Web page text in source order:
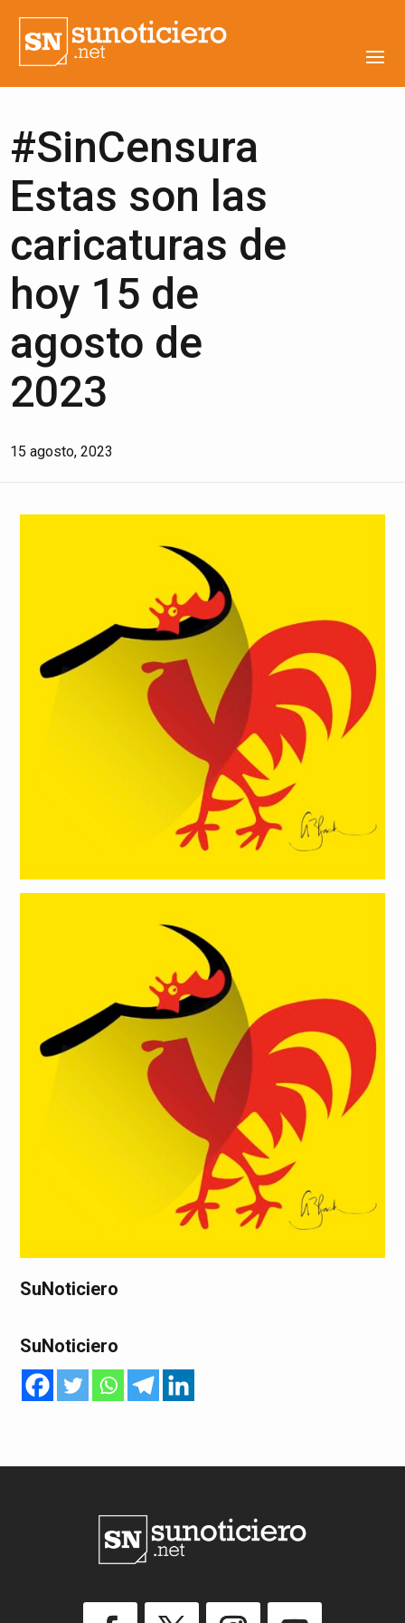
#SinCensura
Estas son las
caricaturas de
hoy 15 de
agosto de
2023
15 agosto, 2023
SuNoticiero
SuNoticiero